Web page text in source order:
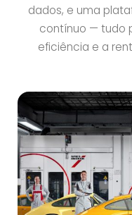
dados, e uma
contínuo — tudo
eficiência e a